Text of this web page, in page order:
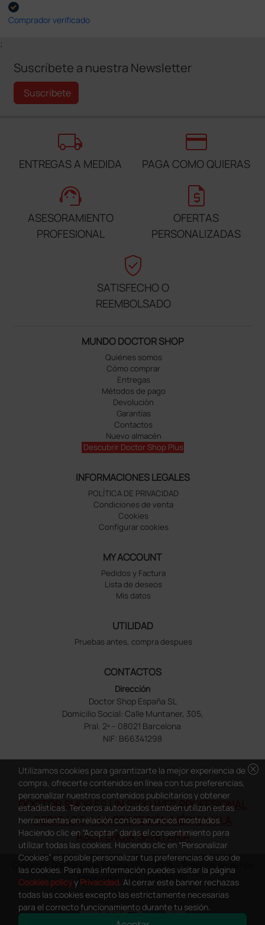
Comprador verificado
;
Suscríbete a nuestra Newsletter
Suscríbete
local_shipping
ENTREGAS A MEDIDA
credit_card
PAGA COMO QUIERAS
support_agent
ASESORAMIENTO
PROFESIONAL
request_quote
OFERTAS
PERSONALIZADAS
verified_user
SATISFECHO O
REEMBOLSADO
MUNDO DOCTOR SHOP
Quiénes somos
Cómo comprar
Entregas
Métodos de pago
Devolución
Garantías
Contactos
Nuevo almacén
Descubrir Doctor Shop Plus
INFORMACIONES LEGALES
POLÍTICA DE PRIVACIDAD
Condiciones de venta
Cookies
Configurar cookies
MY ACCOUNT
Pedidos y Factura
Lista de deseos
Mis datos
UTILIDAD
Pruebas antes, compra despues
CONTACTOS
Dirección
Doctor Shop España SL
Domicilio Social: Calle Muntaner, 305,
Pral. 2ª – 08021 Barcelona
NIF: B66341298
DOCTOR SHOP ES UN SITIO WEB PROFESIONAL
DEDICADO A LA PROFESIÓN MÉDICA Y LA
ASISTENCIA SANITARIA
Copyright Doctor Shop España 2005-2026 - Todos los derechos
reservados - NIF.: B66341298
cancel
Utilizamos cookies para garantizarte la mejor experiencia de
compra, ofrecerte contenidos en línea con tus preferencias,
personalizar nuestros contenidos publicitarios y obtener
estadísticas. Terceros autorizados también utilizan estas
herramientas en relación con los anuncios mostrados.
Haciendo clic en “Aceptar” darás el consentimiento para
utilizar todas las cookies. Haciendo clic en “Personalizar
Cookies” es posible personalizar tus preferencias de uso de
las cookies. Para más información puedes visitar la página
Cookies policyy Privacidad. Al cerrar este banner rechazas
todas las cookies excepto las estrictamente necesarias
para el correcto funcionamiento durante tu sesión.